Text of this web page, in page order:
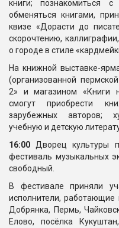
книги; познакомиться
обменяться книгами,
квизе «Дорасти до
скорочтению,
о городе в стиле
На книжной выставке-
(организованной
2» и магазином «Книги
смогут приобрести
зарубежных авторов;
учебную и детскую
16:00 Дворец культуры
фестиваль музыкальных
свободный.
В фестивале приняли
исполнители,
Добрянка, Пермь,
Елово, посёлка